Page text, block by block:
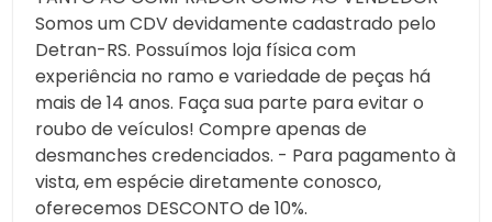
Somos um CDV devidamente cadastrado pelo
Detran-RS. Possuímos loja física com
experiência no ramo e variedade de peças há
mais de 14 anos. Faça sua parte para evitar o
roubo de veículos! Compre apenas de
desmanches credenciados. - Para pagamento à
vista, em espécie diretamente conosco,
oferecemos DESCONTO de 10%.